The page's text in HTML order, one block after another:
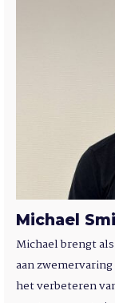
Michael
Michael brengt
aan
het verbeteren